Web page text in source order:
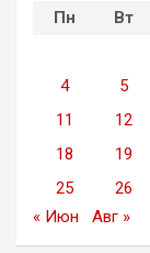
Пн Вт
4
5
11
12
18
19
25
26
« Июн
Авг »